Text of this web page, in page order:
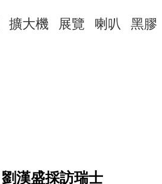
擴大機 展覽 喇叭 黑膠
劉漢盛採訪瑞士